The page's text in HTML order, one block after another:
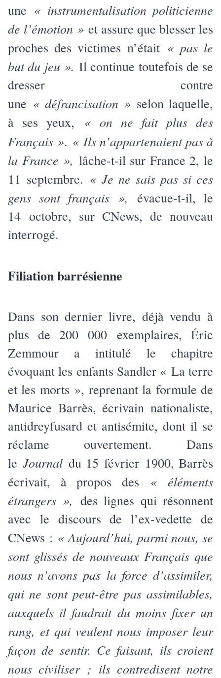
une « instrumentalisation politicienne
de l’émotion » et assure que blesser les
proches des victimes n’était « pas le
but du jeu ». Il continue toutefois de se
dresser contre
une « défrancisation » selon laquelle,
à ses yeux, « on ne fait plus des
Français ». « Ils n’appartenaient pas à
la France », lâche-t-il sur France 2, le
11 septembre. « Je ne sais pas si ces
gens sont français », évacue-t-il, le
14 octobre, sur CNews, de nouveau
interrogé.
Filiation barrésienne
Dans son dernier livre, déjà vendu à
plus de 200 000 exemplaires, Éric
Zemmour a intitulé le chapitre
évoquant les enfants Sandler « La terre
et les morts », reprenant la formule de
Maurice Barrès, écrivain nationaliste,
antidreyfusard et antisémite, dont il se
réclame ouvertement. Dans
leJournaldu 15 février 1900, Barrès
écrivait, à propos des « éléments
étrangers », des lignes qui résonnent
avec le discours de l’ex-vedette de
CNews : « Aujourd’hui, parmi nous, se
sont glissés de nouveaux Français que
nous n’avons pas la force d’assimiler,
qui ne sont peut-être pas assimilables,
auxquels il faudrait du moins fixer un
rang, et qui veulent nous imposer leur
façon de sentir. Ce faisant, ils croient
nous civiliser ; ils contredisent notre